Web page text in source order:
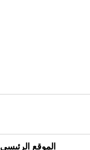
الموقع الرئيسي